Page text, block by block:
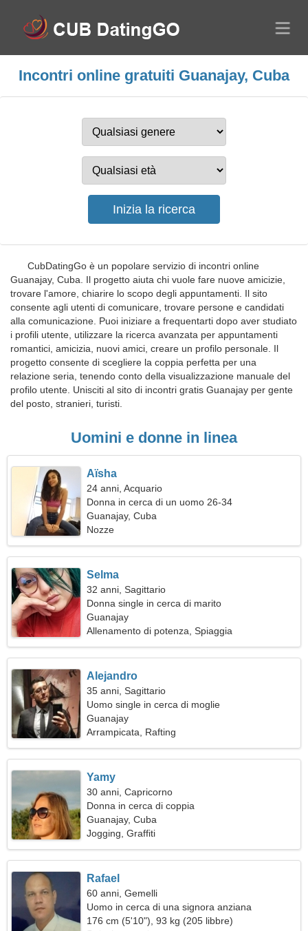
Incontri online gratuiti Guanajay, Cuba
CubDatingGo è un popolare servizio di incontri online
Guanajay, Cuba. Il progetto aiuta chi vuole fare nuove amicizie,
trovare l'amore, chiarire lo scopo degli appuntamenti. Il sito
consente agli utenti di comunicare, trovare persone e candidati
alla comunicazione. Puoi iniziare a frequentarti dopo aver studiato
i profili utente, utilizzare la ricerca avanzata per appuntamenti
romantici, amicizia, nuovi amici, creare un profilo personale. Il
progetto consente di scegliere la coppia perfetta per una
relazione seria, tenendo conto della visualizzazione manuale del
profilo utente. Unisciti al sito di incontri gratis Guanajay per gente
del posto, stranieri, turisti.
Uomini e donne in linea
Aïsha
24 anni, Acquario
Donna in cerca di un uomo 26-34
Guanajay, Cuba
Nozze
Selma
32 anni, Sagittario
Donna single in cerca di marito
Guanajay
Allenamento di potenza, Spiaggia
Alejandro
35 anni, Sagittario
Uomo single in cerca di moglie
Guanajay
Arrampicata, Rafting
Yamy
30 anni, Capricorno
Donna in cerca di coppia
Guanajay, Cuba
Jogging, Graffiti
Rafael
60 anni, Gemelli
Uomo in cerca di una signora anziana
176 cm (5'10"), 93 kg (205 libbre)